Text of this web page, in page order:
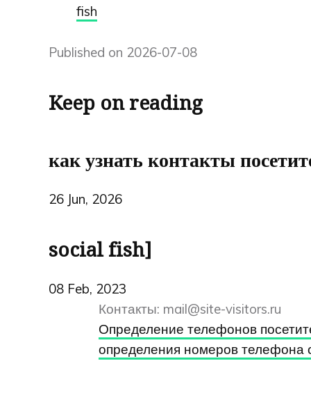
fish
Published on 2026-07-08
Keep on reading
как узнать контакты
26 Jun, 2026
social fish]
08 Feb, 2023
Контакты: mail@site-visitors.ru
Определение телефонов
определения номеров телефона